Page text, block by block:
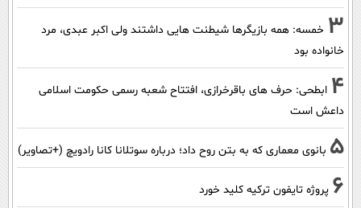
3 خمسه: همه بازیگرها شیطنت هایی داشتند ولی اکبر عبدی، مرد
خانواده بود
4 ابطحی: حرف های باقرخرازی، افتتاح شعبه رسمی حکومت اسلامی
داعش است
5 بانوی معماری که به بتن روح داد؛ درباره سوتلانا کانا رادویچ (+تصاویر)
6 پروژه تایفون ترکیه کلید خورد